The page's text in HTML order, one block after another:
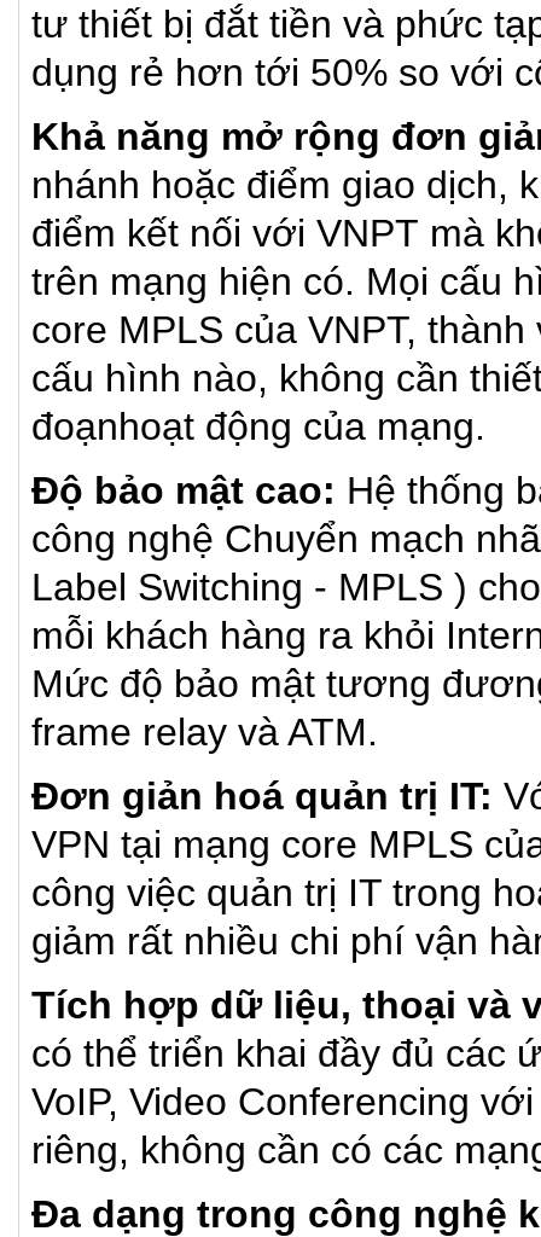
tư thiết bị đắt tiền và phức
dụng rẻ hơn tới 50% so với
Khả năng mở rộng đơn
nhánh hoặc điểm giao dịch,
điểm kết nối với VNPT mà
trên mạng hiện có. Mọi cấu
core MPLS của VNPT,
cấu hình nào, không cần
đoạnhoạt động của mạng.
Độ bảo mật cao: Hệ thống
công nghệ Chuyển mạch
Label Switching - MPLS )
mỗi khách hàng ra khỏi
Mức độ bảo mật tương
frame relay và ATM.
Đơn giản hoá quản trị IT:
VPN tại mạng core MPLS
công việc quản trị IT trong
giảm rất nhiều chi phí vận
Tích hợp dữ liệu, thoại và
có thể triển khai đầy đủ các
VoIP, Video Conferencing
riêng, không cần có các
Đa dạng trong công nghệ